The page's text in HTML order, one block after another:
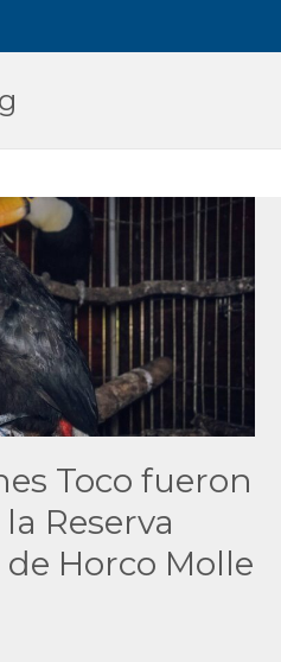
Toco fueron
Reserva
Horco Molle